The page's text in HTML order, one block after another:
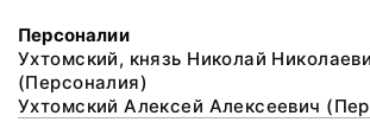
Персоналии
Ухтомский, князь Николай
(Персоналия)
Ухтомский Алексей Алексеевич